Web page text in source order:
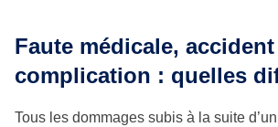
Faute médicale,
complication : quelles
Tous les dommages subis à la suite